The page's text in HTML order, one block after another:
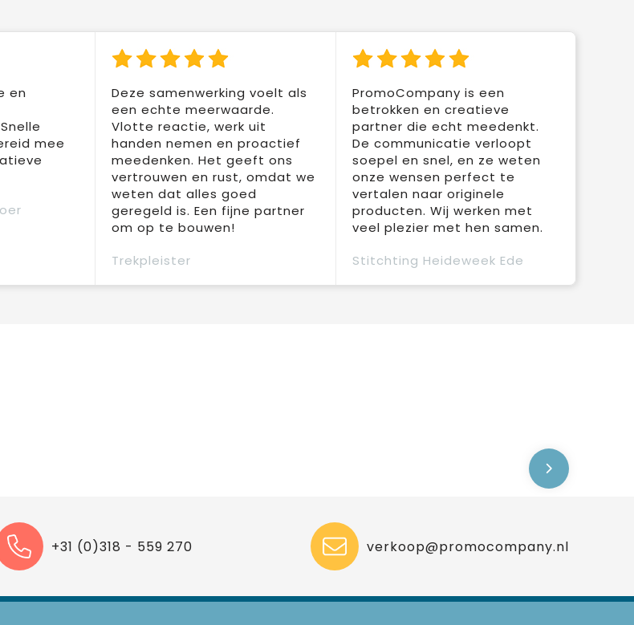
en
mee
Deze samenwerking voelt als
een echte meerwaarde.
Vlotte reactie, werk uit
handen nemen en proactief
meedenken. Het geeft ons
vertrouwen en rust, omdat we
weten dat alles goed
geregeld is. Een fijne partner
om op te bouwen!
Trekpleister
PromoCompany is een
betrokken en creatieve
partner die echt meedenkt.
De communicatie verloopt
soepel en snel, en ze weten
onze wensen perfect te
vertalen naar originele
producten. Wij werken met
veel plezier met hen samen.
Stitchting Heideweek Ede
+31 (0)318 - 559 270 verkoop@promocompany.nl